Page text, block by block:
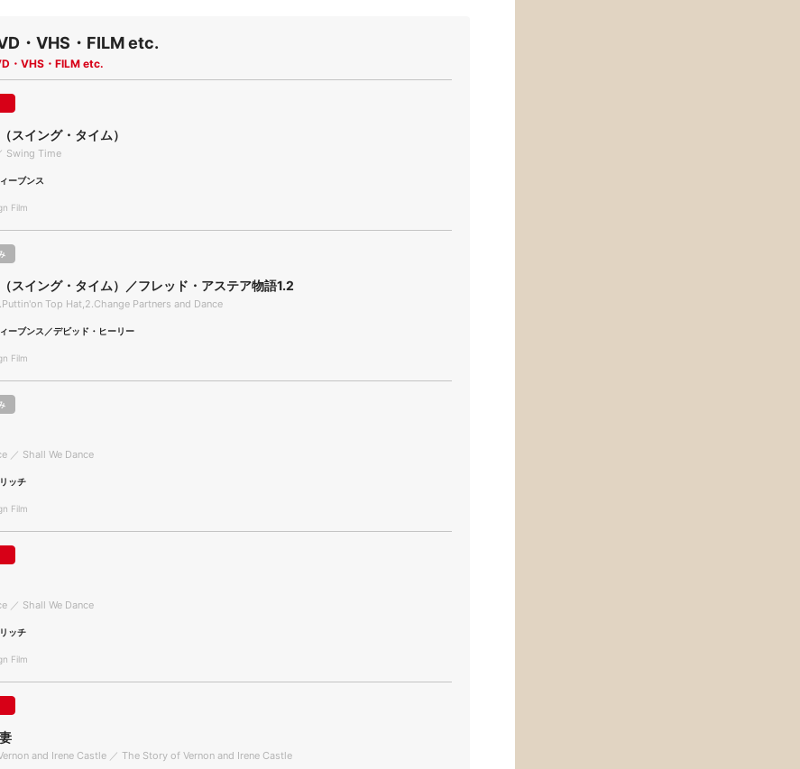
・VHS・FILM etc.
・VHS・FILM etc.
スイング・タイム）
Swing Time
ーブンス
Film
スイング・タイム）／フレッド・アステア物語1.2
Top Hat,2.Change Partners and Dance
ーブンス／デビッド・ヒーリー
Film
／ Shall We Dance
ッチ
Film
／ Shall We Dance
ッチ
Film
and Irene Castle ／ The Story of Vernon and Irene Castle